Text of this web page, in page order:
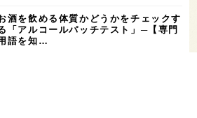
酒を飲める体質かどうかをチェックす
「アルコールパッチテスト」─【専門
語を知…